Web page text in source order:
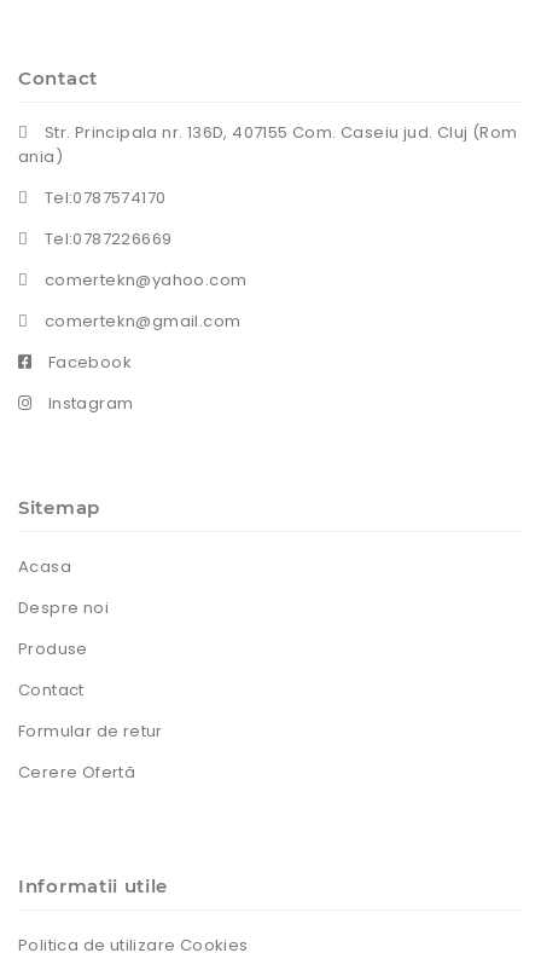
Contact
Str. Principala nr. 136D, 407155 Com. Caseiu jud. Cluj (Rom
ania)
Tel:0787574170
Tel:0787226669
comertekn@yahoo.com
comertekn@gmail.com
Facebook
Instagram
Sitemap
Acasa
Despre noi
Produse
Contact
Formular de retur
Cerere Ofertă
Informatii utile
Politica de utilizare Cookies